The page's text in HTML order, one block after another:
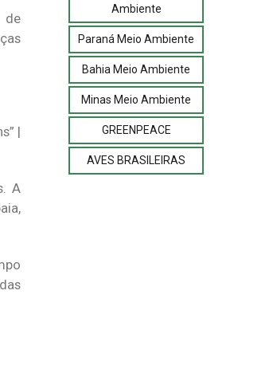
de
|
A
Ambiente
Paraná Meio Ambiente
Bahia Meio Ambiente
Minas Meio Ambiente
GREENPEACE
AVES BRASILEIRAS